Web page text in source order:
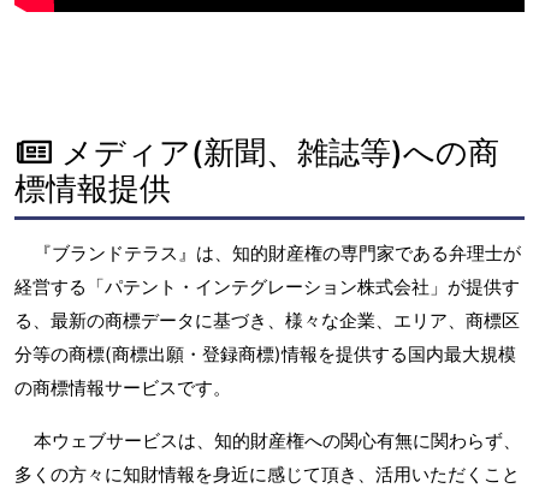
メディア(新聞、雑誌等)への商
標情報提供
『ブランドテラス』は、知的財産権の専門家である弁理士が
経営する「パテント・インテグレーション株式会社」が提供す
る、最新の商標データに基づき、様々な企業、エリア、商標区
分等の商標(商標出願・登録商標)情報を提供する国内最大規模
の商標情報サービスです。
本ウェブサービスは、知的財産権への関心有無に関わらず、
多くの方々に知財情報を身近に感じて頂き、活用いただくこと